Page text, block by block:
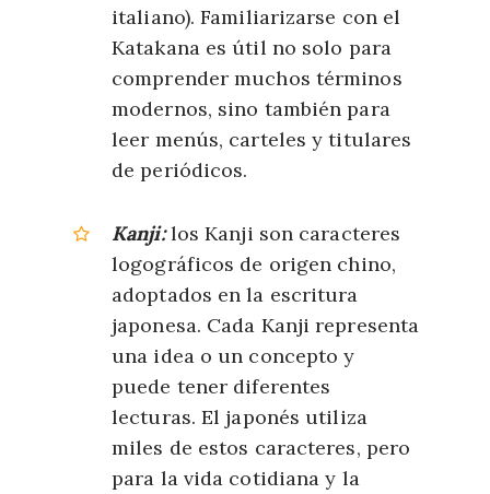
italiano). Familiarizarse con el
Katakana es útil no solo para
comprender muchos términos
modernos, sino también para
leer menús, carteles y titulares
de periódicos.
Kanji:los Kanji son caracteres
logográficos de origen chino,
adoptados en la escritura
japonesa. Cada Kanji representa
una idea o un concepto y
puede tener diferentes
lecturas. El japonés utiliza
miles de estos caracteres, pero
para la vida cotidiana y la